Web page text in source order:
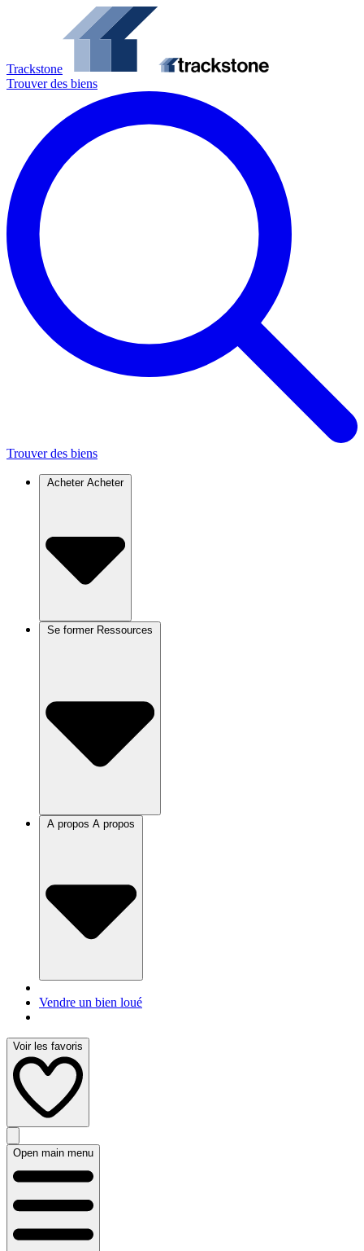
Trackstone
Trouver des biens
Trouver des biens
Acheter Acheter
Se former
A propos
Vendre un bien loué
Voir les favoris
Open main menu